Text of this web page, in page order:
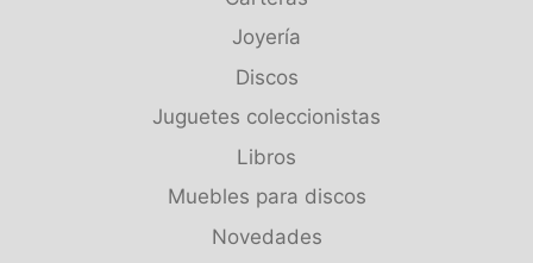
Joyería
Discos
Juguetes coleccionistas
Libros
Muebles para discos
Novedades